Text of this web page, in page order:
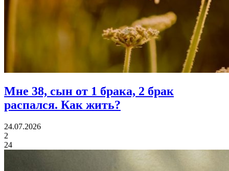
Мне 38, сын от 1 брака, 2 брак
распался. Как жить?
24.07.2026
2
24